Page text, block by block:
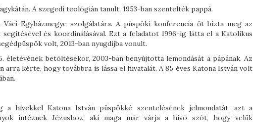
A szegedi teológián tanult, 1953-ban szentelték pappá.
Egyházmegye szolgálatára. A püspöki konferencia őt bízta meg az
és koordinálásával. Ezt a feladatot 1996-ig látta el a Katolikus
volt, 2013-ban nyugdíjba vonult.
életévének betöltésekor, 2003-ban benyújtotta lemondását a pápának. Az
arra kérte, hogy továbbra is lássa el hivatalát. A 85 éves Katona István volt
a hívekkel Katona István püspökké szentelésének jelmondatát, azt a
intéznek Jézushoz, aki maga már várja a hívó szót, hogy velük